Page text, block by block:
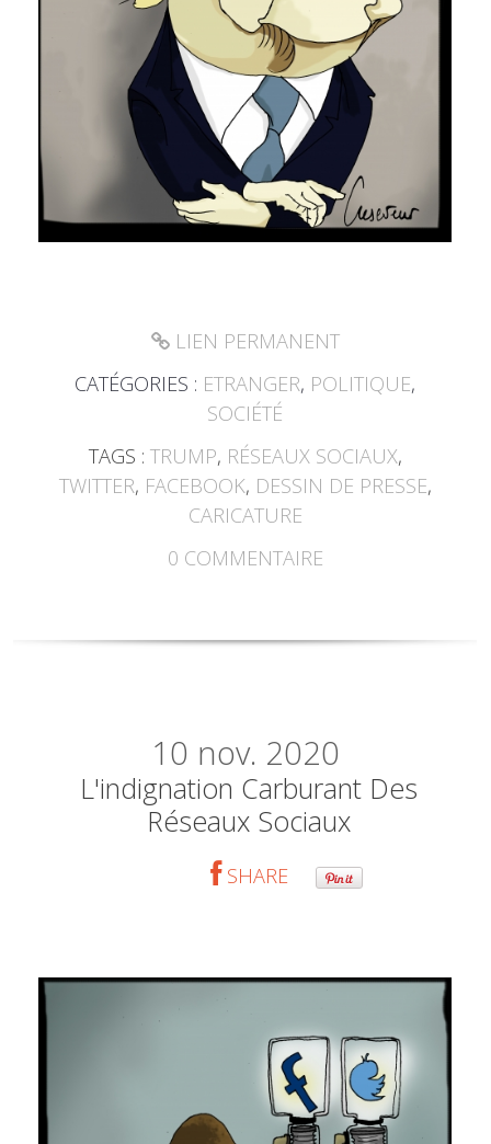
LIEN PERMANENT
CATÉGORIES : ETRANGER, POLITIQUE,
SOCIÉTÉ
TAGS : TRUMP, RÉSEAUX SOCIAUX,
TWITTER, FACEBOOK, DESSIN DE PRESSE,
CARICATURE
0 COMMENTAIRE
10 nov. 2020
L'indignation Carburant Des
Réseaux Sociaux
SHARE